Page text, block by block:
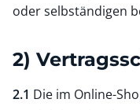
oder selbständigen
2)
2.1 Die im Online-